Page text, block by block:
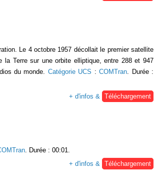
Le 4 octobre 1957 décollait le premier satellite
Terre sur une orbite elliptique, entre 288 et 947
du monde. Catégorie UCS :COMTran . Durée :
+ d'infos &
Téléchargement
. Durée : 00:01.
+ d'infos & Téléchargement